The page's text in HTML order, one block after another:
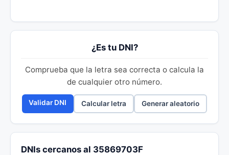
¿Es tu DNI?
Comprueba que la letra sea correcta o calcula la
de cualquier otro número.
Validar DNI Calcular letra Generar aleatorio
DNIs cercanos al 35869703F